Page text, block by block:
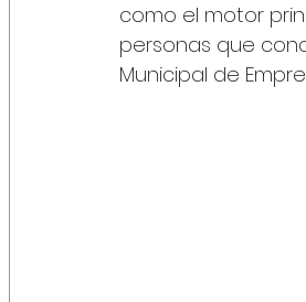
como el motor
personas que
Municipal de